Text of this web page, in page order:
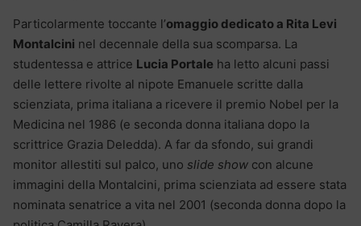
Particolarmente toccante l’omaggio dedicato a Rita Levi
Montalcini nel decennale della sua scomparsa. La
studentessa e attrice Lucia Portale ha letto alcuni passi
delle lettere rivolte al nipote Emanuele scritte dalla
scienziata, prima italiana a ricevere il premio Nobel per la
Medicina nel 1986 (e seconda donna italiana dopo la
scrittrice Grazia Deledda). A far da sfondo, sui grandi
monitor allestiti sul palco, uno slide show con alcune
immagini della Montalcini, prima scienziata ad essere stata
nominata senatrice a vita nel 2001 (seconda donna dopo la